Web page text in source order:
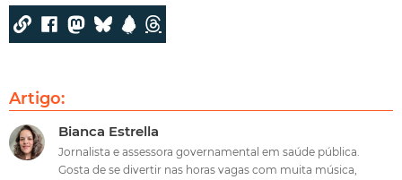
Artigo:
Bianca Estrella
Jornalista e assessora governamental em saúde pública.
Gosta de se divertir nas horas vagas com muita música,